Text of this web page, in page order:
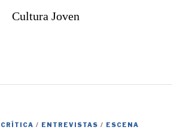
Cultura Joven
CRÍTICA / ENTREVISTAS / ESCENA